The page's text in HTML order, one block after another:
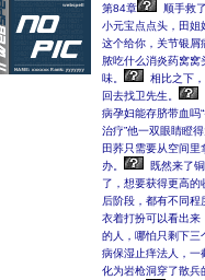
第84章
顺手救
小元宝点点头，田姐
这个给你，关节银屑
脓吃什么消炎药窝
味。
相比之下
回去找卫先生。
病孕妇能存脐带血吗
治疗”他一双眼睛瞪
田荞只需要从空间里
办。
既然来了
了，想要获得更高
后阶段，都有不同
衣着打扮可以看出来
的人，哪怕只剩下三
病保湿止痒法人，一
化为岩枪洞穿了散兵